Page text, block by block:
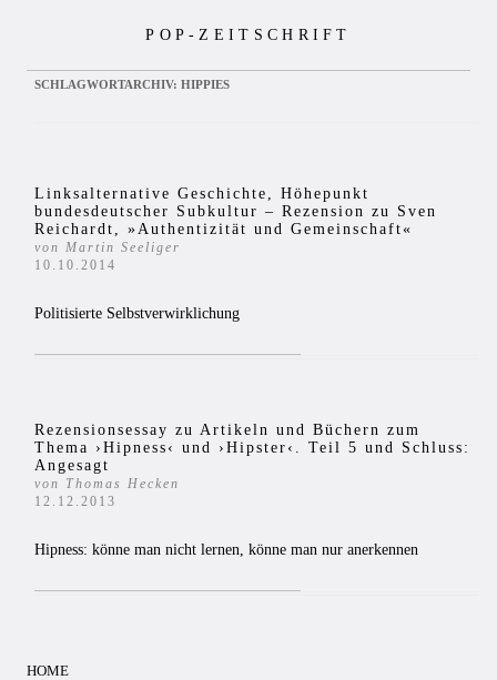
POP-ZEITSCHRIFT
SCHLAGWORTARCHIV: HIPPIES
Linksalternative Geschichte, Höhepunkt
bundesdeutscher Subkultur – Rezension zu Sven
Reichardt, »Authentizität und Gemeinschaft«
von Martin Seeliger
10.10.2014
Politisierte Selbstverwirklichung
Rezensionsessay zu Artikeln und Büchern zum
Thema ›Hipness‹ und ›Hipster‹. Teil 5 und Schluss:
Angesagt
von Thomas Hecken
12.12.2013
Hipness: könne man nicht lernen, könne man nur anerkennen
HOME